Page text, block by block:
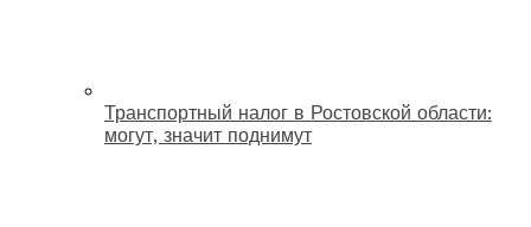
Транспортный налог в Ростовской области:
могут, значит поднимут